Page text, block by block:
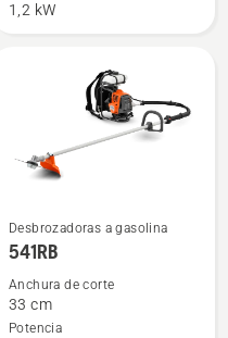
1,2 kW
Ver
más
sobre
541RB
Desbrozadoras a gasolina
541RB
Anchura de corte
33 cm
Potencia